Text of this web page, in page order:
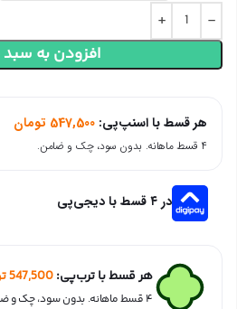
افزودن به سبد
هر قسط با اسنپ‌پی: 547,500 تومان
۴ قسط ماهانه. بدون سود، چک و ضامن.
در ۴ قسط با دیجی‌پی
هر قسط با ترب‌پی:547,500
۴ قسط ماهانه. بدون سود، چک و ضامن.